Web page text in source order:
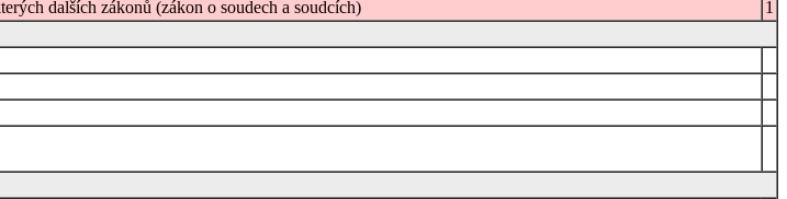
dalších zákonů (zákon o soudech a soudcích)
1